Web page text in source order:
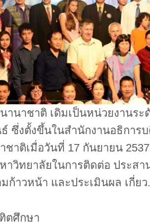
านาชาติ เดิมเป็นหน่วยงานระ
ซึ่งตั้งขึ้นในสำนักงานอธิการ
ชาติเมื่อวันที่ 17 กันยายน
าวิทยาลัยในการติดต่อ ประส
ก้าวหน้า และประเมินผล เกี่ยว
ตศึกษา